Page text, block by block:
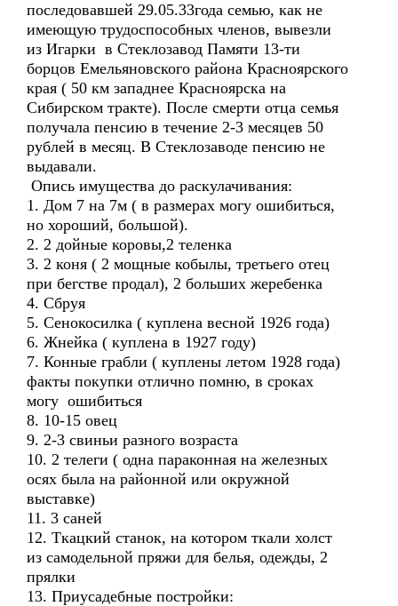
последовавшей 29.05.33года семью, как не
имеющую трудоспособных членов, вывезли
из Игарки в Стеклозавод Памяти 13-ти
борцов Емельяновского района Красноярского
края ( 50 км западнее Красноярска на
Сибирском тракте). После смерти отца семья
получала пенсию в течение 2-3 месяцев 50
рублей в месяц. В Стеклозаводе пенсию не
выдавали.
Опись имущества до раскулачивания:
1. Дом 7 на 7м ( в размерах могу ошибиться,
но хороший, большой).
2. 2 дойные коровы,2 теленка
3. 2 коня ( 2 мощные кобылы, третьего отец
при бегстве продал), 2 больших жеребенка
4. Сбруя
5. Сенокосилка ( куплена весной 1926 года)
6. Жнейка ( куплена в 1927 году)
7. Конные грабли ( куплены летом 1928 года)
факты покупки отлично помню, в сроках
могу ошибиться
8. 10-15 овец
9. 2-3 свиньи разного возраста
10. 2 телеги ( одна параконная на железных
осях была на районной или окружной
выставке)
11. 3 саней
12. Ткацкий станок, на котором ткали холст
из самодельной пряжи для белья, одежды, 2
прялки
13. Приусадебные постройки: